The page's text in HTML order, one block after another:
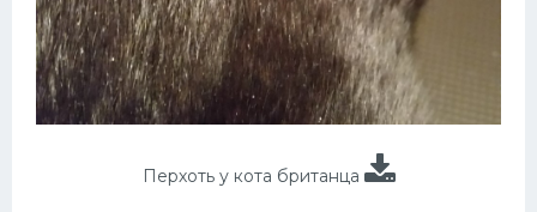
Перхоть у кота британца